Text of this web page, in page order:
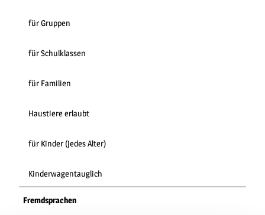
für Gruppen
für Schulklassen
für Familien
Haustiere erlaubt
für Kinder (jedes Alter)
Kinderwagentauglich
Fremdsprachen